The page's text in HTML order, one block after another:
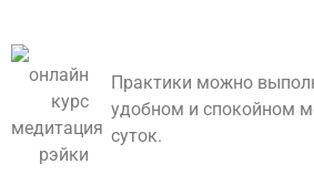
Практики можно
удобном и спокойном
суток.